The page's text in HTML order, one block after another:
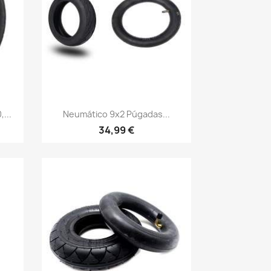
Vista rápida
Neumático 9x2 Púgadas...
34,99 €